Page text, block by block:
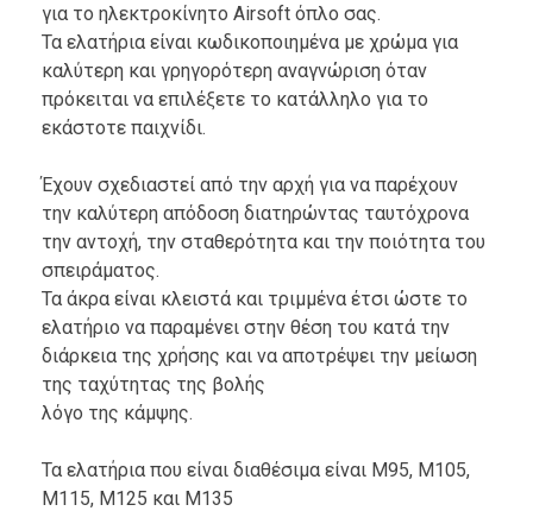
για το ηλεκτροκίνητο Airsoft όπλο σας.
Τα ελατήρια είναι κωδικοποιημένα με χρώμα για
καλύτερη και γρηγορότερη αναγνώριση όταν
πρόκειται να επιλέξετε το κατάλληλο για το
εκάστοτε παιχνίδι.
Έχουν σχεδιαστεί από την αρχή για να παρέχουν
την καλύτερη απόδοση διατηρώντας ταυτόχρονα
την αντοχή, την σταθερότητα και την ποιότητα του
σπειράματος.
Τα άκρα είναι κλειστά και τριμμένα έτσι ώστε το
ελατήριο να παραμένει στην θέση του κατά την
διάρκεια της χρήσης και να αποτρέψει την μείωση
της ταχύτητας της βολής
λόγο της κάμψης.
Τα ελατήρια που είναι διαθέσιμα είναι M95, M105,
M115, M125 και Μ135